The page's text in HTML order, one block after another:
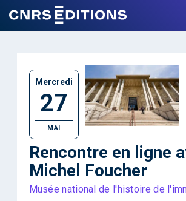
Mercredi
27
MAI
Rencontre en ligne
Michel Foucher
Musée national de l'histoire de